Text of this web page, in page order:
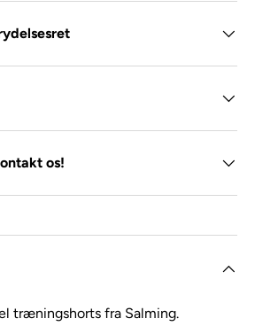
os!
træningshorts fra Salming.